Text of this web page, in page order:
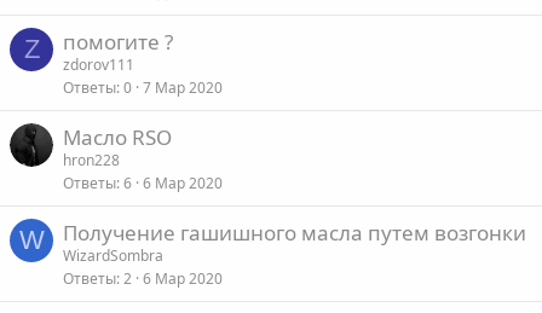
Z помогите ?
zdorov111
Ответы 0 7 Мар 2020
Масло RSO
hron228
Ответы 6 6 Мар 2020
W Получение гашишного масла путем возгонки
WizardSombra
Ответы 2 6 Мар 2020